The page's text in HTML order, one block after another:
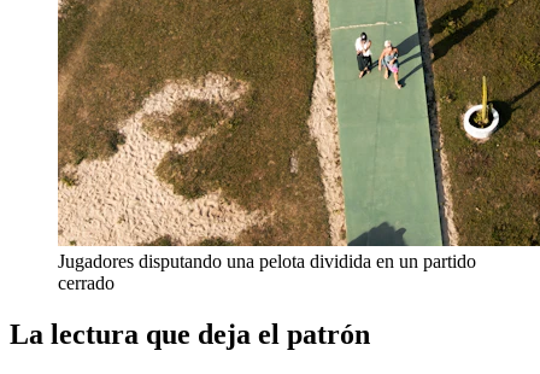
Jugadores disputando una pelota dividida en un partido
cerrado
La lectura que deja el patrón